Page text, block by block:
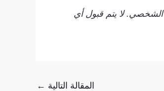
الشخصي. لا يتم قبول أي
المقالة التالية ←